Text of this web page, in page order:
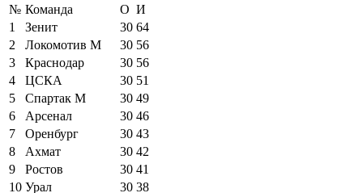
№ Команда О И
1
Зенит 30 64
2
Локомотив М 30 56
3
Краснодар 30 56
4
ЦСКА 30 51
5
Спартак М 30 49
6
Арсенал 30 46
7
Оренбург 30 43
8
Ахмат 30 42
9
Ростов 30 41
10 Урал 30 38